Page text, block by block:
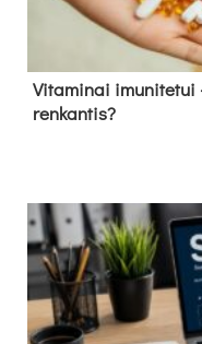
Vitaminai imunitetui
renkantis?